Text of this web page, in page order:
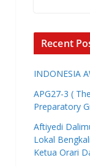
Recent
INDONESIA
APG27-3 (
Preparatory
Aftiyedi
Lokal
Ketua Orari